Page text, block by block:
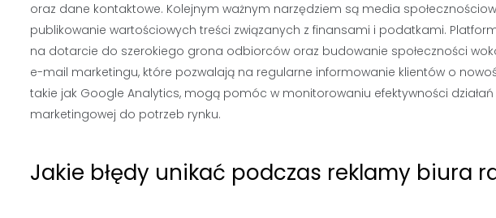
oraz dane kontaktowe. Kolejnym ważnym narzędziem są media
publikowanie wartościowych treści związanych z finansami i podatkami.
na dotarcie do szerokiego grona odbiorców oraz budowanie społeczności
e-mail marketingu, które pozwalają na regularne informowanie klientów o
takie jak Google Analytics, mogą pomóc w monitorowaniu efektywności
marketingowej do potrzeb rynku.
Jakie błędy unikać podczas reklamy biura